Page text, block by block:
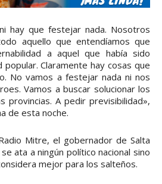
hay que festejar nada. Nosotros
aquello que entendíamos que
a aquel que había sido
Claramente hay cosas que
No vamos a festejar nada ni nos
Vamos a buscar solucionar los
provincias. A pedir previsibilidad»,
de esta noche.
Mitre, el gobernador de Salta
ata a ningún político nacional sino
mejor para los salteños.